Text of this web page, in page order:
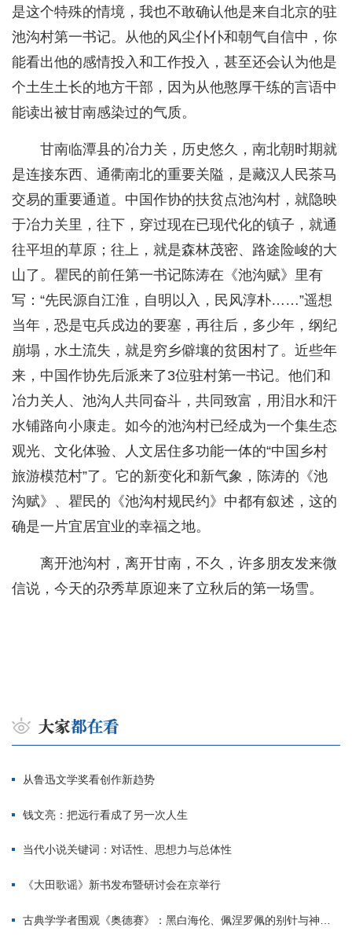
是这个特殊的情境，我也不敢确认他是来自北京的驻
池沟村第一书记。从他的风尘仆仆和朝气自信中，你
能看出他的感情投入和工作投入，甚至还会认为他是
个土生土长的地方干部，因为从他憨厚干练的言语中
能读出被甘南感染过的气质。
甘南临潭县的冶力关，历史悠久，南北朝时期就
是连接东西、通衢南北的重要关隘，是藏汉人民茶马
交易的重要通道。中国作协的扶贫点池沟村，就隐映
于冶力关里，往下，穿过现在已现代化的镇子，就通
往平坦的草原；往上，就是森林茂密、路途险峻的大
山了。瞿民的前任第一书记陈涛在《池沟赋》里有
写：“先民源自江淮，自明以入，民风淳朴……”遥想
当年，恐是屯兵戍边的要塞，再往后，多少年，纲纪
崩塌，水土流失，就是穷乡僻壤的贫困村了。近些年
来，中国作协先后派来了3位驻村第一书记。他们和
冶力关人、池沟人共同奋斗，共同致富，用泪水和汗
水铺路向小康走。如今的池沟村已经成为一个集生态
观光、文化体验、人文居住多功能一体的“中国乡村
旅游模范村”了。它的新变化和新气象，陈涛的《池
沟赋》、瞿民的《池沟村规民约》中都有叙述，这的
确是一片宜居宜业的幸福之地。
离开池沟村，离开甘南，不久，许多朋友发来微
信说，今天的尕秀草原迎来了立秋后的第一场雪。
从鲁迅文学奖看创作新趋势
钱文亮：把远行看成了另一次人生
当代小说关键词：对话性、思想力与总体性
《大田歌谣》新书发布暨研讨会在京举行
古典学学者围观《奥德赛》：黑白海伦、佩涅罗佩的别针与神秘入侵者